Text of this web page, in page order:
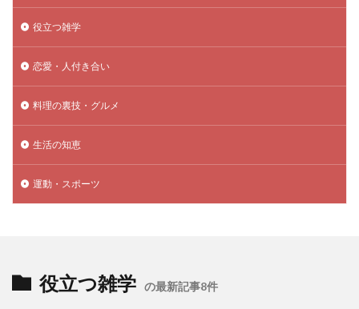
役立つ雑学
恋愛・人付き合い
料理の裏技・グルメ
生活の知恵
運動・スポーツ
役立つ雑学 の最新記事8件